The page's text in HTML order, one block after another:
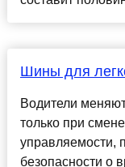
Шины для
Водители
только при
управляемости,
безопасности о